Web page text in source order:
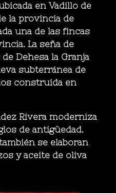
en Vadillo de
la provincia de
una de las fincas
La seña de
Dehesa la Granja
subterránea de
construida en
Rivera moderniza
de antigüedad.
se elaboran
y aceite de oliva